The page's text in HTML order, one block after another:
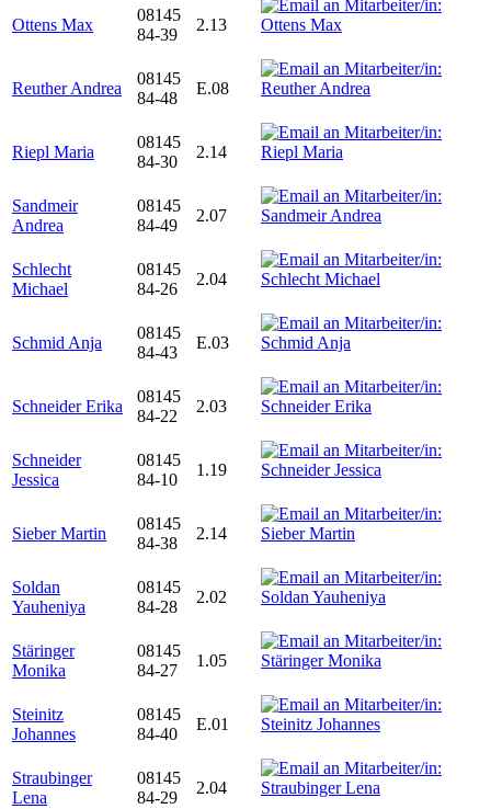
Ottens Max
08145
84-39
2.13
Reuther Andrea
08145
84-48
E.08
Riepl Maria
08145
84-30
2.14
Sandmeir
Andrea
08145
84-49
2.07
Schlecht
Michael
08145
84-26
2.04
Schmid Anja
08145
84-43
E.03
Schneider Erika
08145
84-22
2.03
Schneider
Jessica
08145
84-10
1.19
Sieber Martin
08145
84-38
2.14
Soldan
Yauheniya
08145
84-28
2.02
Stäringer
Monika
08145
84-27
1.05
Steinitz
Johannes
08145
84-40
E.01
Straubinger
Lena
08145
84-29
2.04